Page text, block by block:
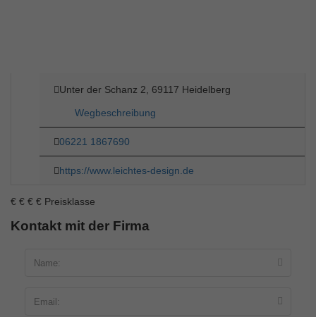
Unter der Schanz 2, 69117 Heidelberg
Wegbeschreibung
06221 1867690
https://www.leichtes-design.de
€ € € € Preisklasse
Kontakt mit der Firma